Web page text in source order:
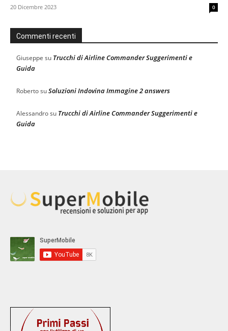
20 Dicembre 2023 0
Commenti recenti
Giuseppe su Trucchi di Airline Commander Suggerimenti e
Guida
RobertosuSoluzioni Indovina Immagine 2 answers
Alessandrosu Trucchi di Airline Commander Suggerimenti e
Guida